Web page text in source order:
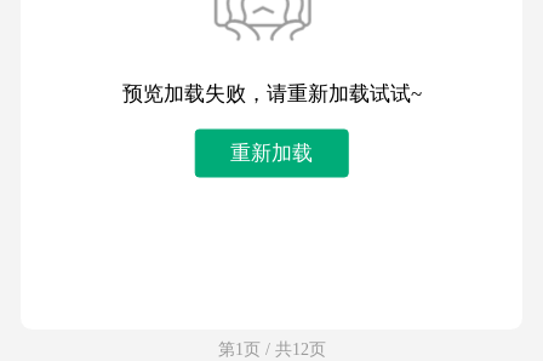
预览加载失败，请重新加载试试~
重新加载
第1页 / 共12页